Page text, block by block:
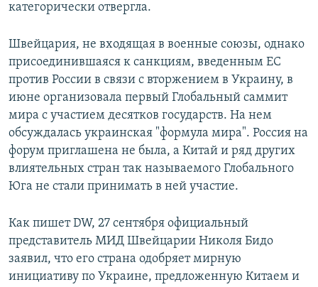
категорически отвергла.
Швейцария, не входящая в военные союзы, однако
присоединившаяся к санкциям, введенным ЕС
против России в связи с вторжением в Украину, в
июне организовала первый Глобальный саммит
мира с участием десятков государств. На нем
обсуждалась украинская "формула мира". Россия на
форум приглашена не была, а Китай и ряд других
влиятельных стран так называемого Глобального
Юга не стали принимать в ней участие.
Как пишет DW, 27 сентября официальный
представитель МИД Швейцарии Николя Бидо
заявил, что его страна одобряет мирную
инициативу по Украине, предложенную Китаем и